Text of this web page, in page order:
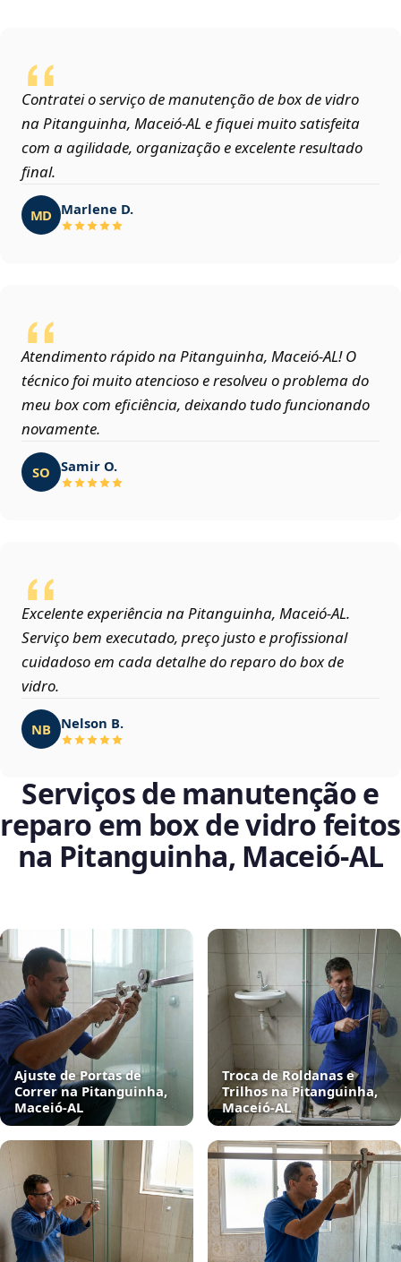
Contratei o serviço de manutenção de box de vidro
na Pitanguinha, Maceió‑AL e fiquei muito satisfeita
com a agilidade, organização e excelente resultado
final.
MD Marlene D.
Atendimento rápido na Pitanguinha, Maceió‑AL! O
técnico foi muito atencioso e resolveu o problema do
meu box com eficiência, deixando tudo funcionando
novamente.
SO Samir O.
Excelente experiência na Pitanguinha, Maceió‑AL.
Serviço bem executado, preço justo e profissional
cuidadoso em cada detalhe do reparo do box de
vidro.
NB Nelson B.
Serviços de manutenção e
reparo em box de vidro feitos
na Pitanguinha, Maceió‑AL
Ajuste de Portas de
Correr na Pitanguinha,
Maceió‑AL
Troca de Roldanas e
Trilhos na Pitanguinha,
Maceió‑AL